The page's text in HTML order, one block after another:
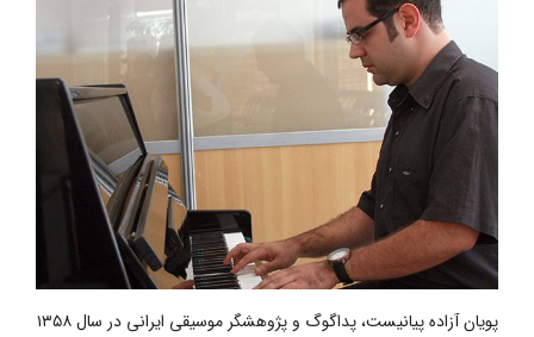
پویان آزاده پیانیست، پداگوگ و پژوهشگر موسیقی ایرانی در سال ۱۳۵۸